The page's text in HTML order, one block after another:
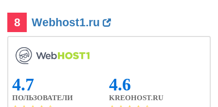
8 Webhost1.ru
4.7
ПОЛЬЗОВАТЕЛИ
4.6
KREOHOST.RU